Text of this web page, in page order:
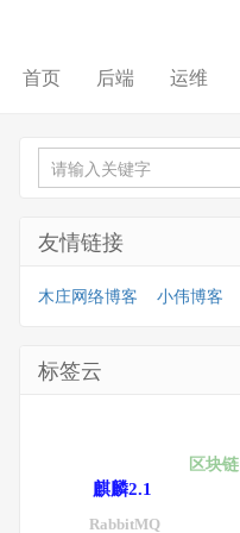
首页 后端 运维
友情链接
木庄网络博客 小伟博客
标签云
麒麟2.1
区块链
RabbitMQ